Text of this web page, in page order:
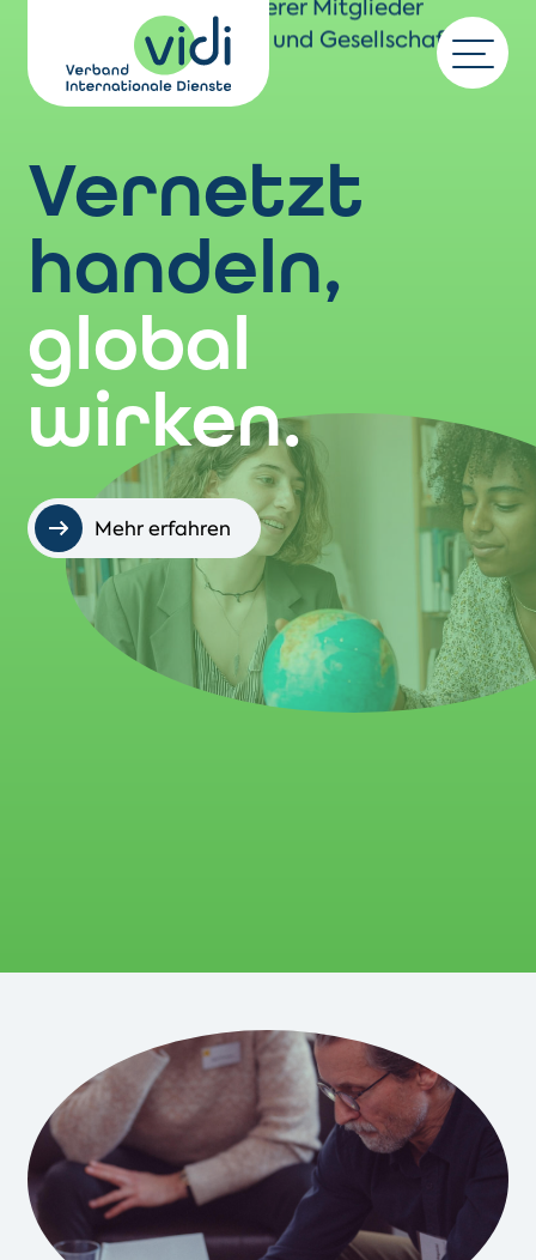
Vernetzt
handeln,
global
wirken.
Mehr erfahren
Interessen unserer Mitglieder
gegenüber Politik und Gesellschaft.